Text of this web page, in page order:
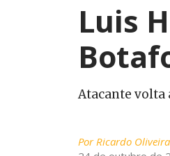
Luis
Atacante volta
PorRicardo Oliveira